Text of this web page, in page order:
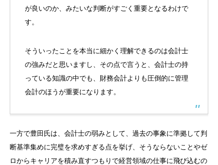
が良いのか、みたいな判断がすごく重要となるわけで
す。
そういったことを本当に細かく理解できるのは会計士
の強みだと思いますし、その点で言うと、会計士の持
っている知識の中でも、財務会計よりも圧倒的に管理
会計のほうが重要になります。
一方で豊田氏は、会計士の弱みとして、過去の事象に準拠して判
断基準集めに完璧を求めすぎる点を挙げ、そうならないことやゼ
ロからキャリアを積み直すつもりで経営領域の仕事に飛び込むの